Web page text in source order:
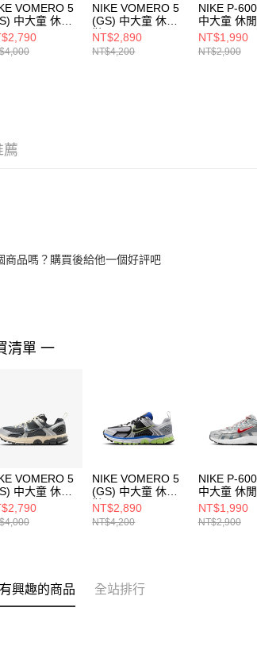
VOMERO 5
中大童 休閒
NIKE VOMERO 5
(GS) 中大童 休閒
鞋 IM6699001
NT$2,890
NT$4,200
NIKE P-
中大童 休
HV5064016
NT$1,990
NT$2,900
薦
商品嗎？購買後給他一個好評吧
清單 一
VOMERO 5
中大童 休閒
NIKE VOMERO 5
(GS) 中大童 休閒
鞋 IM6699001
NT$2,890
NT$4,200
NIKE P-
中大童 休
HV5064016
NT$1,990
NT$2,900
興趣的商品 全站排行